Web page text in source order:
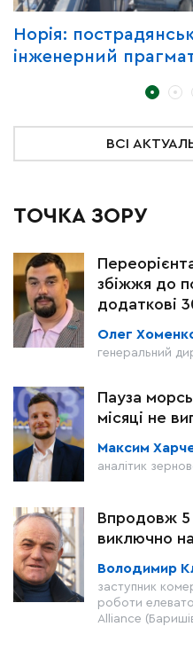
Норія:
інженерний
ВСІ
ТОЧКА ЗОРУ
збіжжя до
додаткові
Олег
генеральний
Пауза
місяці не
Максим
аналітик
Впродовж 5
виключно
Володимир
заступник
роботи
Alliance